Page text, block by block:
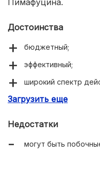
Пимафуцина.
Достоинства
бюджетный;
эффективный;
широкий спектр
разрешен при
Загрузить еще
Недостатки
могут быть